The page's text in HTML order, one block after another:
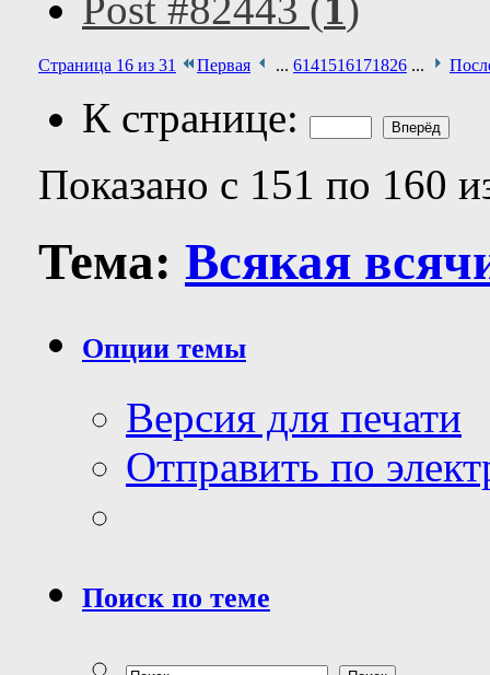
Страница 16 из 31 Первая ... 6141516171826 ...
К странице:
Показано с 151 по 160
Тема: Всякая
Опции темы
Версия для печати
Отправить по
Поиск по теме